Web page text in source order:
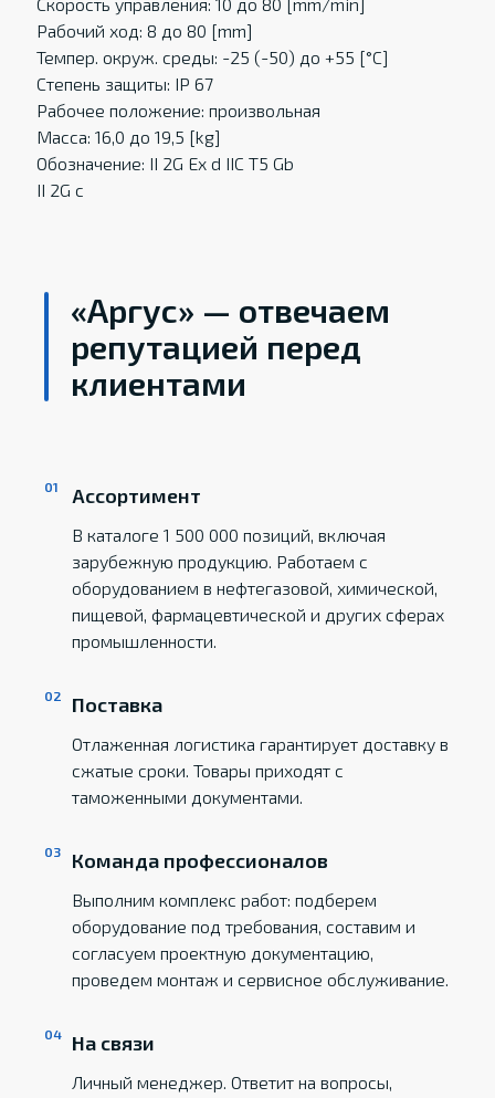
Рабочий ход: 8 до 80 [mm]
Темпер. oкруж. среды: -25 (-50) до +55 [°C]
Степень защиты: IP 67
Рабочее положение: произвольная
Масса: 16,0 до 19,5 [kg]
Обозначение: II 2G Ex d IIC T5 Gb
II 2G c
«Аргус» — отвечаем
репутацией перед
клиентами
Ассортимент
В каталоге 1 500 000 позиций, включая
зарубежную продукцию. Работаем с
оборудованием в нефтегазовой, химической,
пищевой, фармацевтической и других сферах
промышленности.
Поставка
Отлаженная логистика гарантирует доставку в
сжатые сроки. Товары приходят с
таможенными документами.
Команда профессионалов
Выполним комплекс работ: подберем
оборудование под требования, составим и
согласуем проектную документацию,
проведем монтаж и сервисное обслуживание.
На связи
Личный менеджер. Ответит на вопросы,